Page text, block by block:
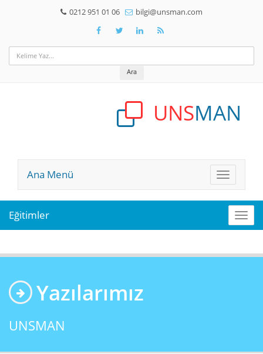
0212 951 01 06 bilgi@unsman.com
Ara
UNSMAN
Ana
Menü
Ana Menü
Eğitimler
Yazılarımız
UNSMAN